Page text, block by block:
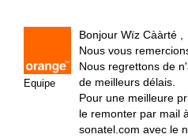
Equipe
Bonjour Wïz Cààrté ,
Nous vous
Nous regrettons de
de meilleurs délais.
Pour une meilleure
le remonter par mail
sonatel.com avec le